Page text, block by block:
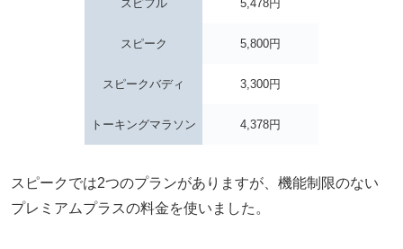
スピフル 5,478円
スピーク 5,800円
スピークバディ 3,300円
トーキングマラソン 4,378円
スピークでは2つのプランがありますが、機能制限のない
プレミアムプラスの料金を使いました。